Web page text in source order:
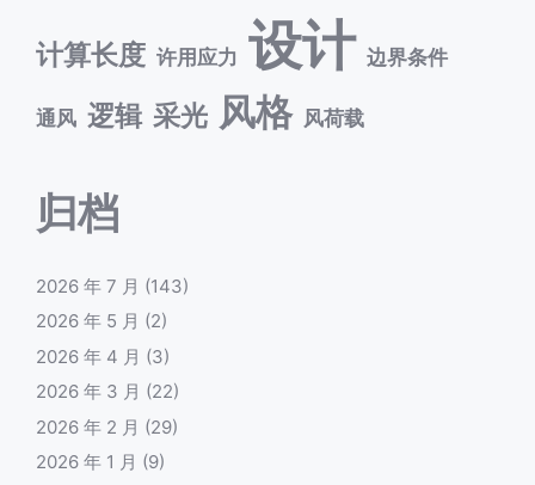
计算长度 许用应力 设计 边界条件
通风 逻辑 采光 风格 风荷载
归档
2026 年 7 月 (143)
2026 年 5 月 (2)
2026 年 4 月 (3)
2026 年 3 月 (22)
2026 年 2 月 (29)
2026 年 1 月 (9)